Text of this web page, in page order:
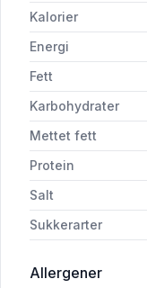
Kalorier
Energi
Fett
Karbohydrater
Mettet fett
Protein
Salt
Sukkerarter
Allergeneri